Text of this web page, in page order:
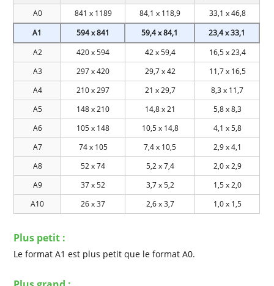
A0
841 x 1189 84,1 x 118,9
33,1 x 46,8
A1
594 x 841 59,4 x 84,1
23,4 x 33,1
A2
420 x 594 42 x 59,4
16,5 x 23,4
A3
297 x 420 29,7 x 42
11,7 x 16,5
A4
210 x 297 21 x 29,7
8,3 x 11,7
A5
148 x 210 14,8 x 21
5,8 x 8,3
A6
105 x 148 10,5 x 14,8
4,1 x 5,8
A7
74 x 105 7,4 x 10,5
2,9 x 4,1
A8
52 x 74 5,2 x 7,4
2,0 x 2,9
A9
37 x 52 3,7 x 5,2
1,5 x 2,0
A10
26 x 37 2,6 x 3,7 1,0 x 1,5
Plus petit :
Le format A1 est plus petit que le format A0.